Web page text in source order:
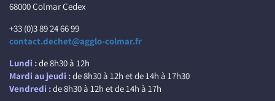
68000 Colmar Cedex
+33 (0)3 89 24 66 99
contact.dechet@agglo-colmar.fr
Lundi :de 8h30 à 12h
Mardi au jeudi :de 8h30 à 12h et de 14h à 17h30
Vendredi :de 8h30 à 12h et de 14h à 17h